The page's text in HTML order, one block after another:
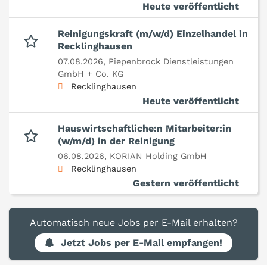
Heute veröffentlicht
Reinigungskraft (m/w/d) Einzelhandel in
Recklinghausen
07.08.2026, Piepenbrock Dienstleistungen
GmbH + Co. KG
Recklinghausen
Heute veröffentlicht
Hauswirtschaftliche:n Mitarbeiter:in
(w/m/d) in der Reinigung
06.08.2026, KORIAN Holding GmbH
Recklinghausen
Gestern veröffentlicht
Automatisch neue Jobs per E-Mail erhalten?
Jetzt Jobs per E-Mail empfangen!